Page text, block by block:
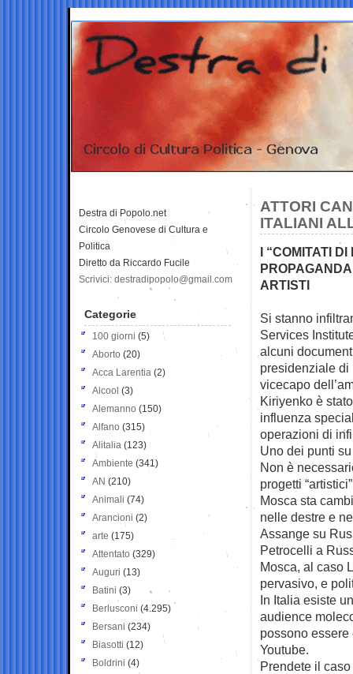
ATTORI
ITALIANI
I “COMITATI
ARTISTI
Si stanno
Services
alcuni
presidenziale di
vicecapo
Kiriyenko è
influenza
operazioni di
Uno dei punti
Non è
progetti
Mosca sta
nelle destre e
Assange su
Petrocelli a
Mosca, al caso
pervasivo, e
In Italia esiste
audience
possono
Youtube.
Prendete il
Destra di Popolo.net
Circolo Genovese di Cultura e
Politica
Diretto da Riccardo Fucile
Scrivici: destradipopolo@gmail.com
Categorie
100 giorni (5)
Aborto (20)
Acca Larentia (2)
Alcool (3)
Alemanno (150)
Alfano (315)
Alitalia (123)
Ambiente (341)
AN (210)
Animali (74)
Arancioni (2)
arte (175)
Attentato (329)
Auguri (13)
Batini (3)
Berlusconi (4.295)
Bersani (234)
Biasotti (12)
Boldrini (4)